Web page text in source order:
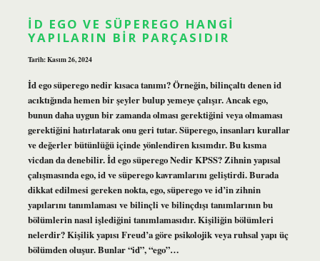
İD EGO VE SÜPEREGO HANGI
YAPILARIN BIR PARÇASIDIR
Tarih: Kasım 26, 2024
İd ego süperego nedir kısaca tanımı? Örneğin, bilinçaltı denen id
acıktığında hemen bir şeyler bulup yemeye çalışır. Ancak ego,
bunun daha uygun bir zamanda olması gerektiğini veya olmaması
gerektiğini hatırlatarak onu geri tutar. Süperego, insanları kurallar
ve değerler bütünlüğü içinde yönlendiren kısımdır. Bu kısma
vicdan da denebilir. İd ego süperego Nedir KPSS? Zihnin yapısal
çalışmasında ego, id ve süperego kavramlarını geliştirdi. Burada
dikkat edilmesi gereken nokta, ego, süperego ve id’in zihnin
yapılarını tanımlaması ve bilinçli ve bilinçdışı tanımlarının bu
bölümlerin nasıl işlediğini tanımlamasıdır. Kişiliğin bölümleri
nelerdir? Kişilik yapısı Freud’a göre psikolojik veya ruhsal yapı üç
bölümden oluşur. Bunlar “id”, “ego”…